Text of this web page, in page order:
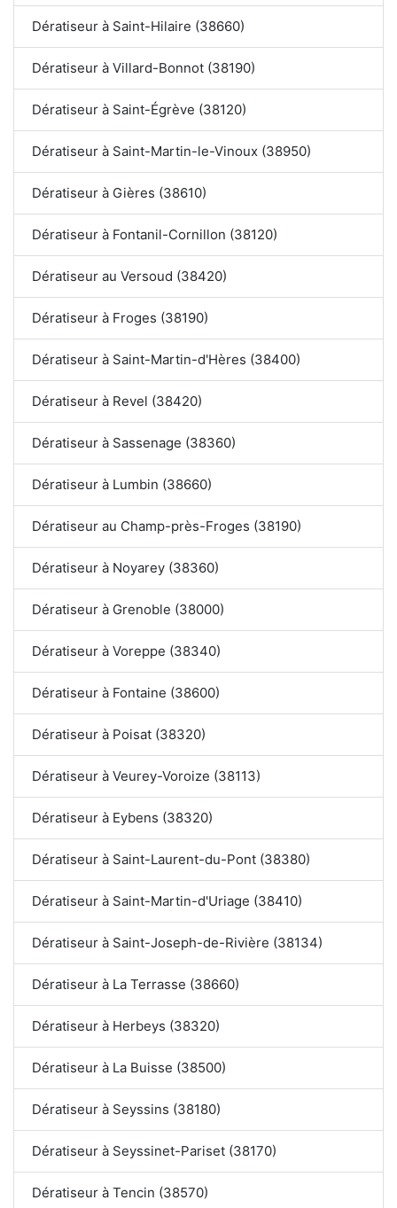
Dératiseur à Saint-Hilaire (38660)
Dératiseur à Villard-Bonnot (38190)
Dératiseur à Saint-Égrève (38120)
Dératiseur à Saint-Martin-le-Vinoux (38950)
Dératiseur à Gières (38610)
Dératiseur à Fontanil-Cornillon (38120)
Dératiseur au Versoud (38420)
Dératiseur à Froges (38190)
Dératiseur à Saint-Martin-d'Hères (38400)
Dératiseur à Revel (38420)
Dératiseur à Sassenage (38360)
Dératiseur à Lumbin (38660)
Dératiseur au Champ-près-Froges (38190)
Dératiseur à Noyarey (38360)
Dératiseur à Grenoble (38000)
Dératiseur à Voreppe (38340)
Dératiseur à Fontaine (38600)
Dératiseur à Poisat (38320)
Dératiseur à Veurey-Voroize (38113)
Dératiseur à Eybens (38320)
Dératiseur à Saint-Laurent-du-Pont (38380)
Dératiseur à Saint-Martin-d'Uriage (38410)
Dératiseur à Saint-Joseph-de-Rivière (38134)
Dératiseur à La Terrasse (38660)
Dératiseur à Herbeys (38320)
Dératiseur à La Buisse (38500)
Dératiseur à Seyssins (38180)
Dératiseur à Seyssinet-Pariset (38170)
Dératiseur à Tencin (38570)